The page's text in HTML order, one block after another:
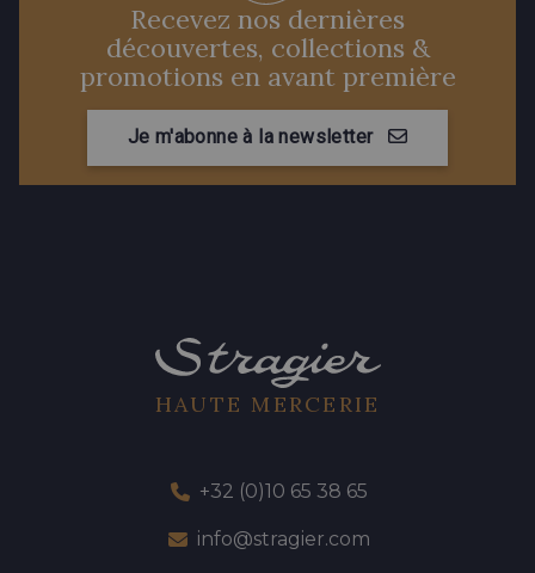
Recevez nos dernières
découvertes, collections &
promotions en avant première
Je m'abonne à la newsletter
HAUTE MERCERIE
+32 (0)10 65 38 65
info@stragier.com